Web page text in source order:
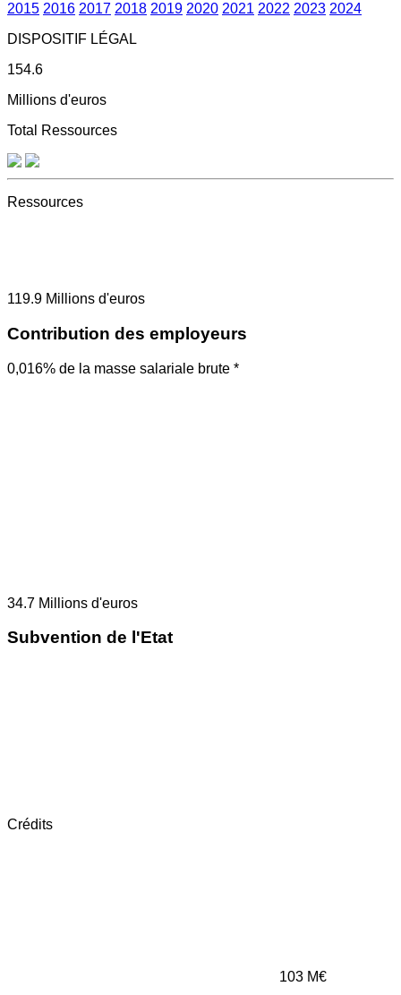
2015 2016 2017 2018 2019 2020 2021 2022 2023 2024
DISPOSITIF LÉGAL
154.6
Millions d'euros
Total Ressources
Ressources
119.9 Millions d'euros
Contribution des employeurs
0,016% de la masse salariale brute *
34.7 Millions d'euros
Subvention de l'Etat
Crédits
103 M€